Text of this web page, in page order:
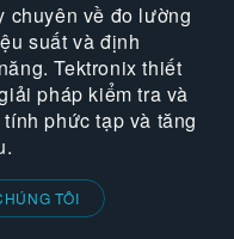
chuyên về đo lường
suất và định
Tektronix thiết
pháp kiểm tra và
phức tạp và tăng
TÔI